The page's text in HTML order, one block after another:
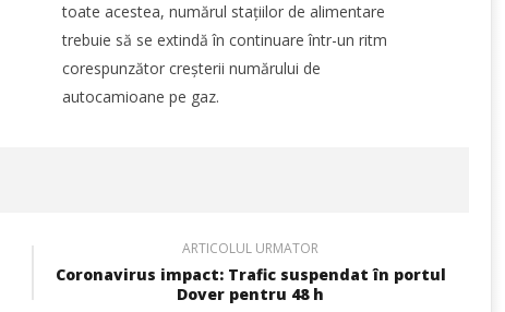
toate acestea, numărul stațiilor de alimentare
trebuie să se extindă în continuare într-un ritm
corespunzător creșterii numărului de
autocamioane pe gaz.
ARTICOLUL URMATOR
Coronavirus impact: Trafic suspendat în portul
Dover pentru 48 h